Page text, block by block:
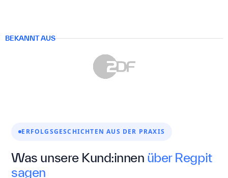
BEKANNT AUS
ERFOLGSGESCHICHTEN AUS DER PRAXIS
Was unsere Kund:innen über Regpit
sagen